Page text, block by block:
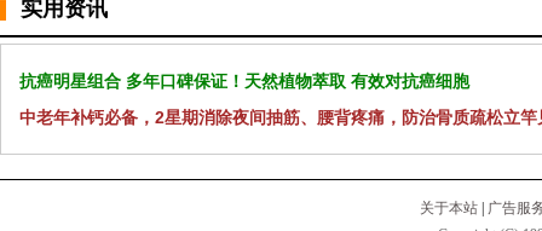
实用资讯
抗癌明星组合 多年口碑保证！天然植物萃取 有效对抗癌细胞
中老年补钙必备，2星期消除夜间抽筋、腰背疼痛，防治骨质疏松立竿
关于本站
广告服